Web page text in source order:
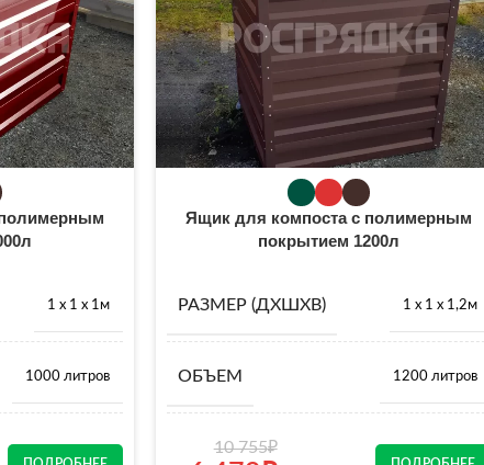
1 х 1 х 1м
1000 литров
Ящик для компоста с полимерным
покрытием 1200л
РАЗМЕР (ДХШХВ) 1 х 1 х 1,2м
ОБЪЕМ 1200 литров
10 755₽